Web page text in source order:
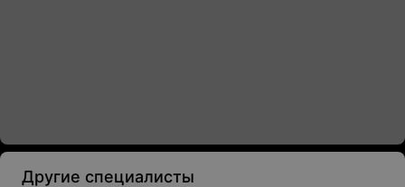
Другие специалисты